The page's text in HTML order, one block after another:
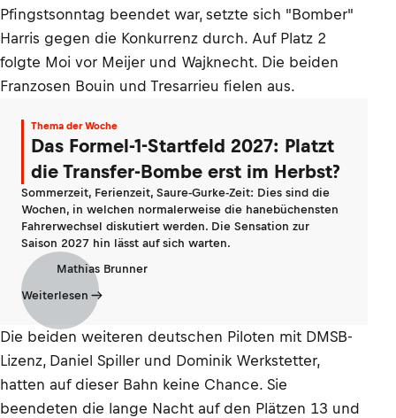
Pfingstsonntag beendet war, setzte sich "Bomber"
Harris gegen die Konkurrenz durch. Auf Platz 2
folgte Moi vor Meijer und Wajknecht. Die beiden
Franzosen Bouin und Tresarrieu fielen aus.
Thema der Woche
Das Formel-1-Startfeld 2027: Platzt
die Transfer-Bombe erst im Herbst?
Sommerzeit, Ferienzeit, Saure-Gurke-Zeit: Dies sind die
Wochen, in welchen normalerweise die hanebüchensten
Fahrerwechsel diskutiert werden. Die Sensation zur
Saison 2027 hin lässt auf sich warten.
Mathias Brunner
Weiterlesen
Die beiden weiteren deutschen Piloten mit DMSB-
Lizenz, Daniel Spiller und Dominik Werkstetter,
hatten auf dieser Bahn keine Chance. Sie
beendeten die lange Nacht auf den Plätzen 13 und